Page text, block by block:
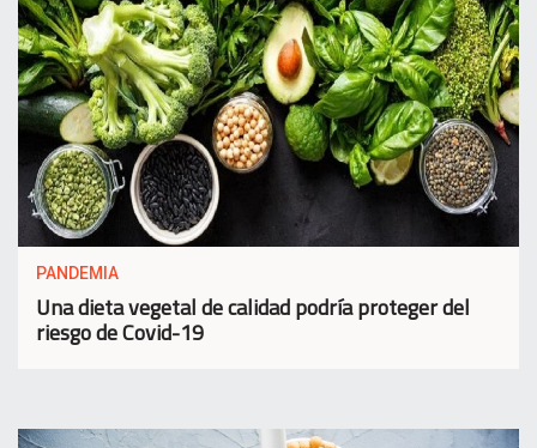
PANDEMIA
Una dieta vegetal de calidad podría proteger del
riesgo de Covid-19